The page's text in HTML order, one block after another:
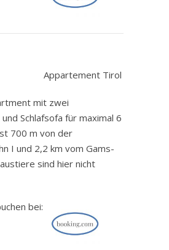
Appartement Tirol
mit zwei
Schlafsofa für maximal 6
700 m von der
I und 2,2 km vom Gams-
sind hier nicht
bei: